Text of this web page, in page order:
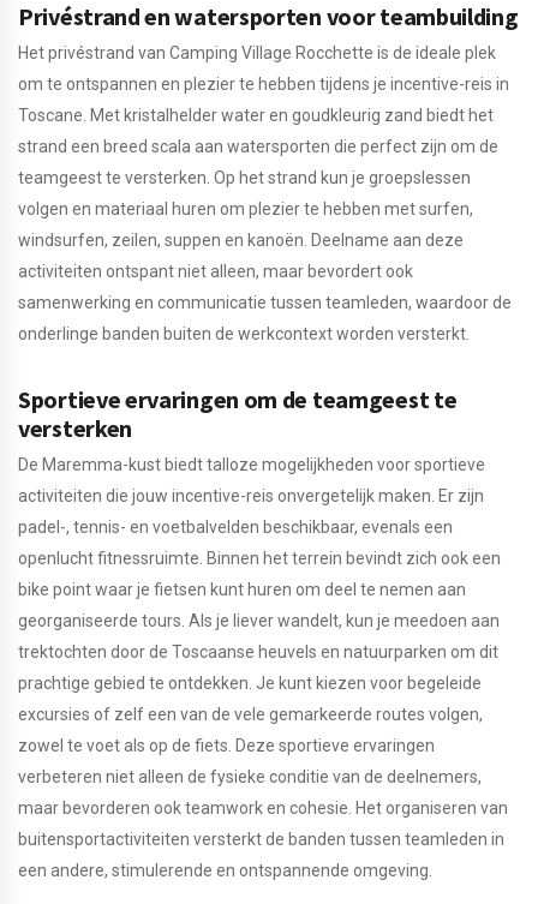
Privéstrand en watersporten voor teambuilding
Het privéstrand van Camping Village Rocchette is de ideale plek
om te ontspannen en plezier te hebben tijdens je incentive-reis in
Toscane. Met kristalhelder water en goudkleurig zand biedt het
strand een breed scala aan watersporten die perfect zijn om de
teamgeest te versterken. Op het strand kun je groepslessen
volgen en materiaal huren om plezier te hebben met surfen,
windsurfen, zeilen, suppen en kanoën. Deelname aan deze
activiteiten ontspant niet alleen, maar bevordert ook
samenwerking en communicatie tussen teamleden, waardoor de
onderlinge banden buiten de werkcontext worden versterkt.
Sportieve ervaringen om de teamgeest te
versterken
De Maremma-kust biedt talloze mogelijkheden voor sportieve
activiteiten die jouw incentive-reis onvergetelijk maken. Er zijn
padel-, tennis- en voetbalvelden beschikbaar, evenals een
openlucht fitnessruimte. Binnen het terrein bevindt zich ook een
bike point waar je fietsen kunt huren om deel te nemen aan
georganiseerde tours. Als je liever wandelt, kun je meedoen aan
trektochten door de Toscaanse heuvels en natuurparken om dit
prachtige gebied te ontdekken. Je kunt kiezen voor begeleide
excursies of zelf een van de vele gemarkeerde routes volgen,
zowel te voet als op de fiets. Deze sportieve ervaringen
verbeteren niet alleen de fysieke conditie van de deelnemers,
maar bevorderen ook teamwork en cohesie. Het organiseren van
buitensportactiviteiten versterkt de banden tussen teamleden in
een andere, stimulerende en ontspannende omgeving.